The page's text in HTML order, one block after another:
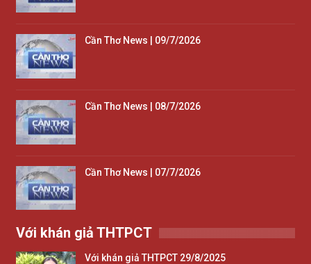
Cần Thơ News | 09/7/2026
Cần Thơ News | 08/7/2026
Cần Thơ News | 07/7/2026
Với khán giả THTPCT
Với khán giả THTPCT 29/8/2025